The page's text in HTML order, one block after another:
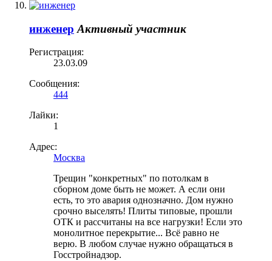
инженер Активный участник
Регистрация:
23.03.09
Сообщения:
444
Лайки:
1
Адрес:
Москва
Трещин "конкретных" по потолкам в
сборном доме быть не может. А если они
есть, то это авария однозначно. Дом нужно
срочно выселять! Плиты типовые, прошли
ОТК и рассчитаны на все нагрузки! Если это
монолитное перекрытие... Всё равно не
верю. В любом случае нужно обращаться в
Госстройнадзор.